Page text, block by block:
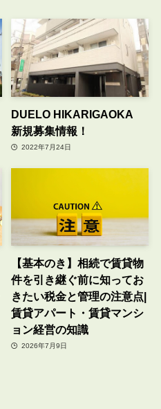
DUELO HIKARIGAOKA
新規募集情報！
2022年7月24日
【基本のき】相続で賃貸物
件を引き継ぐ前に知ってお
きたい税金と管理の注意点|
賃貸アパート・賃貸マンシ
ョン経営の知識
2026年7月9日